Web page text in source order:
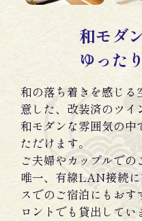
和モダ
ゆった
和の落ち着きを感じる
意した、改装済のツイ
和モダンな雰囲気の中
ただけます。
ご夫婦やカップルで
唯一、有線LAN接続
スでのご宿泊にもお
ロントでも貸出してい